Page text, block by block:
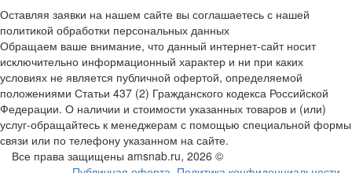
Оставляя заявки на нашем сайте вы соглашаетесь с нашей
политикой обработки персональных данных
Обращаем ваше внимание, что данный интернет-сайт носит
исключительно информационный характер и ни при каких
условиях не является публичной офертой, определяемой
положениями Статьи 437 (2) Гражданского кодекса Российской
Федерации. О наличии и стоимости указанных товаров и (или)
услуг-обращайтесь к менеджерам с помощью специальной формы
связи или по телефону указанном на сайте.
Все права защищены amsnab.ru, 2026 ©